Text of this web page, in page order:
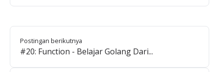
Postingan berikutnya
#20: Function - Belajar Golang Dari...